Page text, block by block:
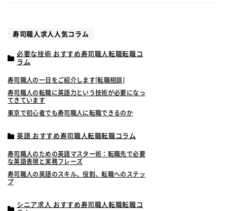
寿司職人求人人気コラム
必要な技術 おすすめ寿司職人転職転職コ
ラム
寿司職人の一日をご紹介します[転職相談]
寿司職人の転職に英語力という技術が必要になっ
てきています
東京で初心者でも寿司職人に転職できるのか
英語 おすすめ寿司職人転職転職コラム
寿司職人のための英語マスター術：転職先で必要
な英語表現と実務フレーズ
寿司職人の英語のスキル、役割、転職へのステッ
プ
シニア求人 おすすめ寿司職人転職転職コ